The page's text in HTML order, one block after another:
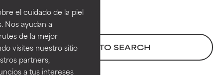
el cuidado de la piel
Nos ayudan a
de la mejor
visites nuestro sitio
partners,
a tus intereses
BACK TO SEARCH
EXCELENTE
Ingrediente sobresaliente con
beneficios reales para la piel. Su
EXCELENTE
Ingrediente sobresaliente con
beneficios reales para la piel. Su